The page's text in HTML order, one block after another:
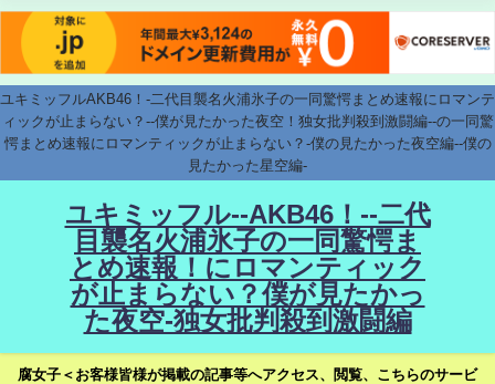
ユキミッフルAKB46！-二代目襲名火浦氷子の一同驚愕まとめ速報にロマンテ
ィックが止まらない？--僕が見たかった夜空！独女批判殺到激闘編--の一同驚
愕まとめ速報にロマンティックが止まらない？-僕の見たかった夜空編--僕の
見たかった星空編-
ユキミッフル--AKB46！--二代
目襲名火浦氷子の一同驚愕ま
とめ速報！にロマンティック
が止まらない？僕が見たかっ
た夜空-独女批判殺到激闘編
腐女子＜お客様皆様が掲載の記事等へアクセス、閲覧、こちらのサービ